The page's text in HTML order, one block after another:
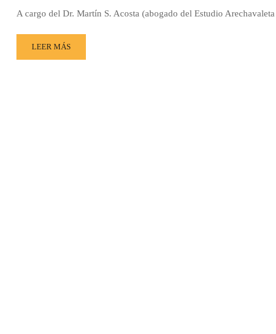
A cargo del Dr. Martín S. Acosta (abogado del Estudio
LEER MÁS